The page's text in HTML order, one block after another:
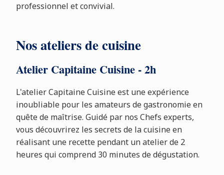
professionnel et convivial.
Nos ateliers de cuisine
Atelier Capitaine Cuisine - 2h
L'atelier Capitaine Cuisine est une expérience
inoubliable pour les amateurs de gastronomie en
quête de maîtrise. Guidé par nos Chefs experts,
vous découvrirez les secrets de la cuisine en
réalisant une recette pendant un atelier de 2
heures qui comprend 30 minutes de dégustation.